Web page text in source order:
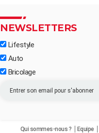
NEWSLETTERS
Lifestyle
Auto
Bricolage
Qui sommes-nous ? Equipe